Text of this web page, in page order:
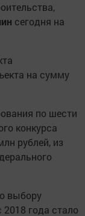
сегодня на
на сумму
по шести
конкурса
рублей, из
выбору
года стало